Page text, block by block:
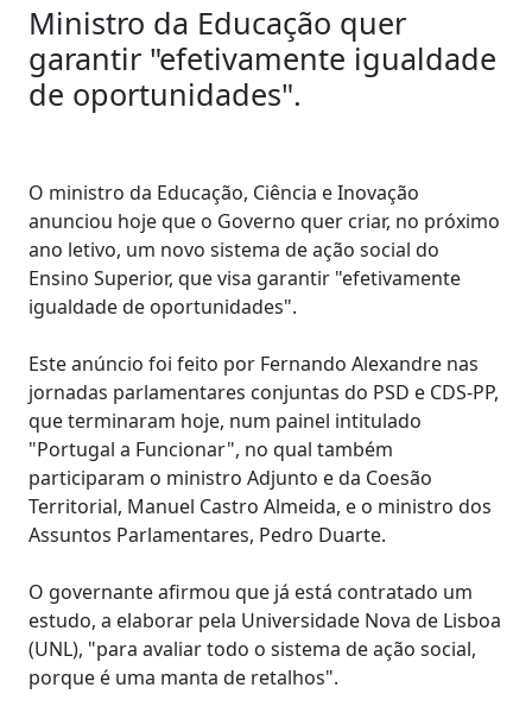
Ministro da Educação quer
garantir "efetivamente igualdade
de oportunidades".
O ministro da Educação, Ciência e Inovação
anunciou hoje que o Governo quer criar, no próximo
ano letivo, um novo sistema de ação social do
Ensino Superior, que visa garantir "efetivamente
igualdade de oportunidades".
Este anúncio foi feito por Fernando Alexandre nas
jornadas parlamentares conjuntas do PSD e CDS-PP,
que terminaram hoje, num painel intitulado
"Portugal a Funcionar", no qual também
participaram o ministro Adjunto e da Coesão
Territorial, Manuel Castro Almeida, e o ministro dos
Assuntos Parlamentares, Pedro Duarte.
O governante afirmou que já está contratado um
estudo, a elaborar pela Universidade Nova de Lisboa
(UNL), "para avaliar todo o sistema de ação social,
porque é uma manta de retalhos".